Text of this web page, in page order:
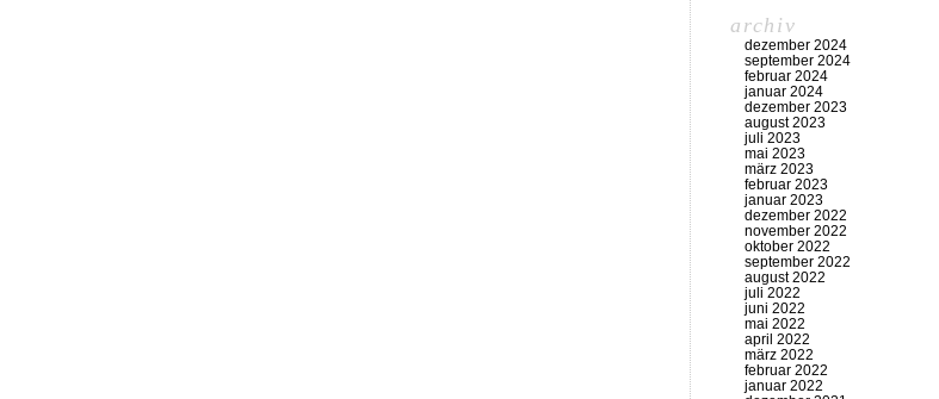
archiv
dezember 2024
september 2024
februar 2024
januar 2024
dezember 2023
august 2023
juli 2023
mai 2023
märz 2023
februar 2023
januar 2023
dezember 2022
november 2022
oktober 2022
september 2022
august 2022
juli 2022
juni 2022
mai 2022
april 2022
märz 2022
februar 2022
januar 2022